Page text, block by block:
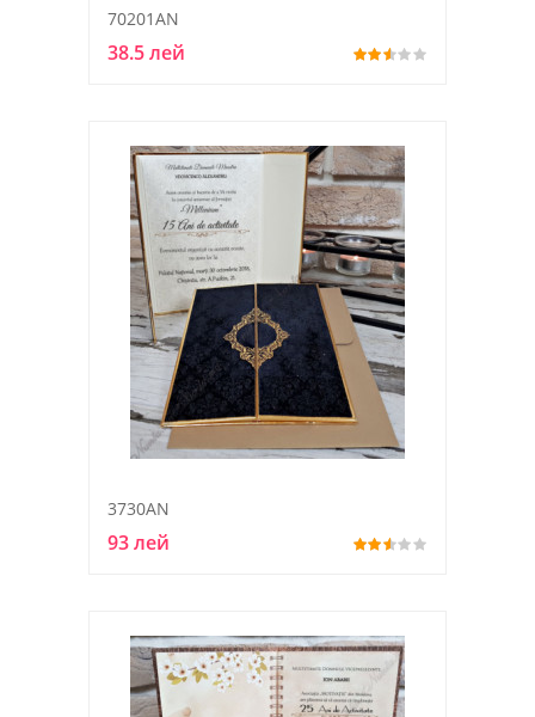
70201AN
38.5 лей
3730AN
93 лей